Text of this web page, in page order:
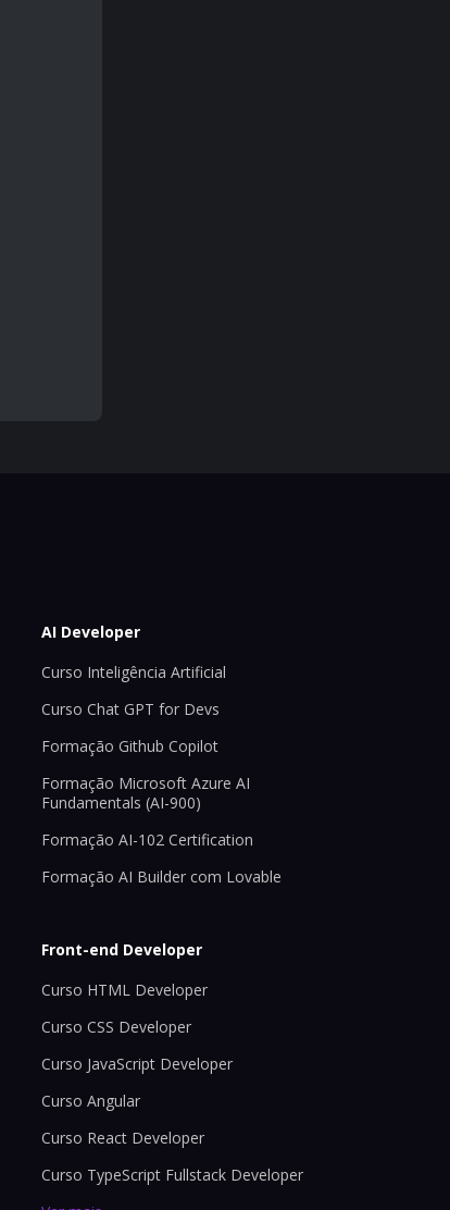
AI Developer
Curso Inteligência Artificial
Curso Chat GPT for Devs
Formação Github Copilot
Formação Microsoft Azure AI
Fundamentals (AI-900)
Formação AI-102 Certification
Formação AI Builder com Lovable
Front-end Developer
Curso HTML Developer
Curso CSS Developer
Curso JavaScript Developer
Curso Angular
Curso React Developer
Curso TypeScript Fullstack Developer